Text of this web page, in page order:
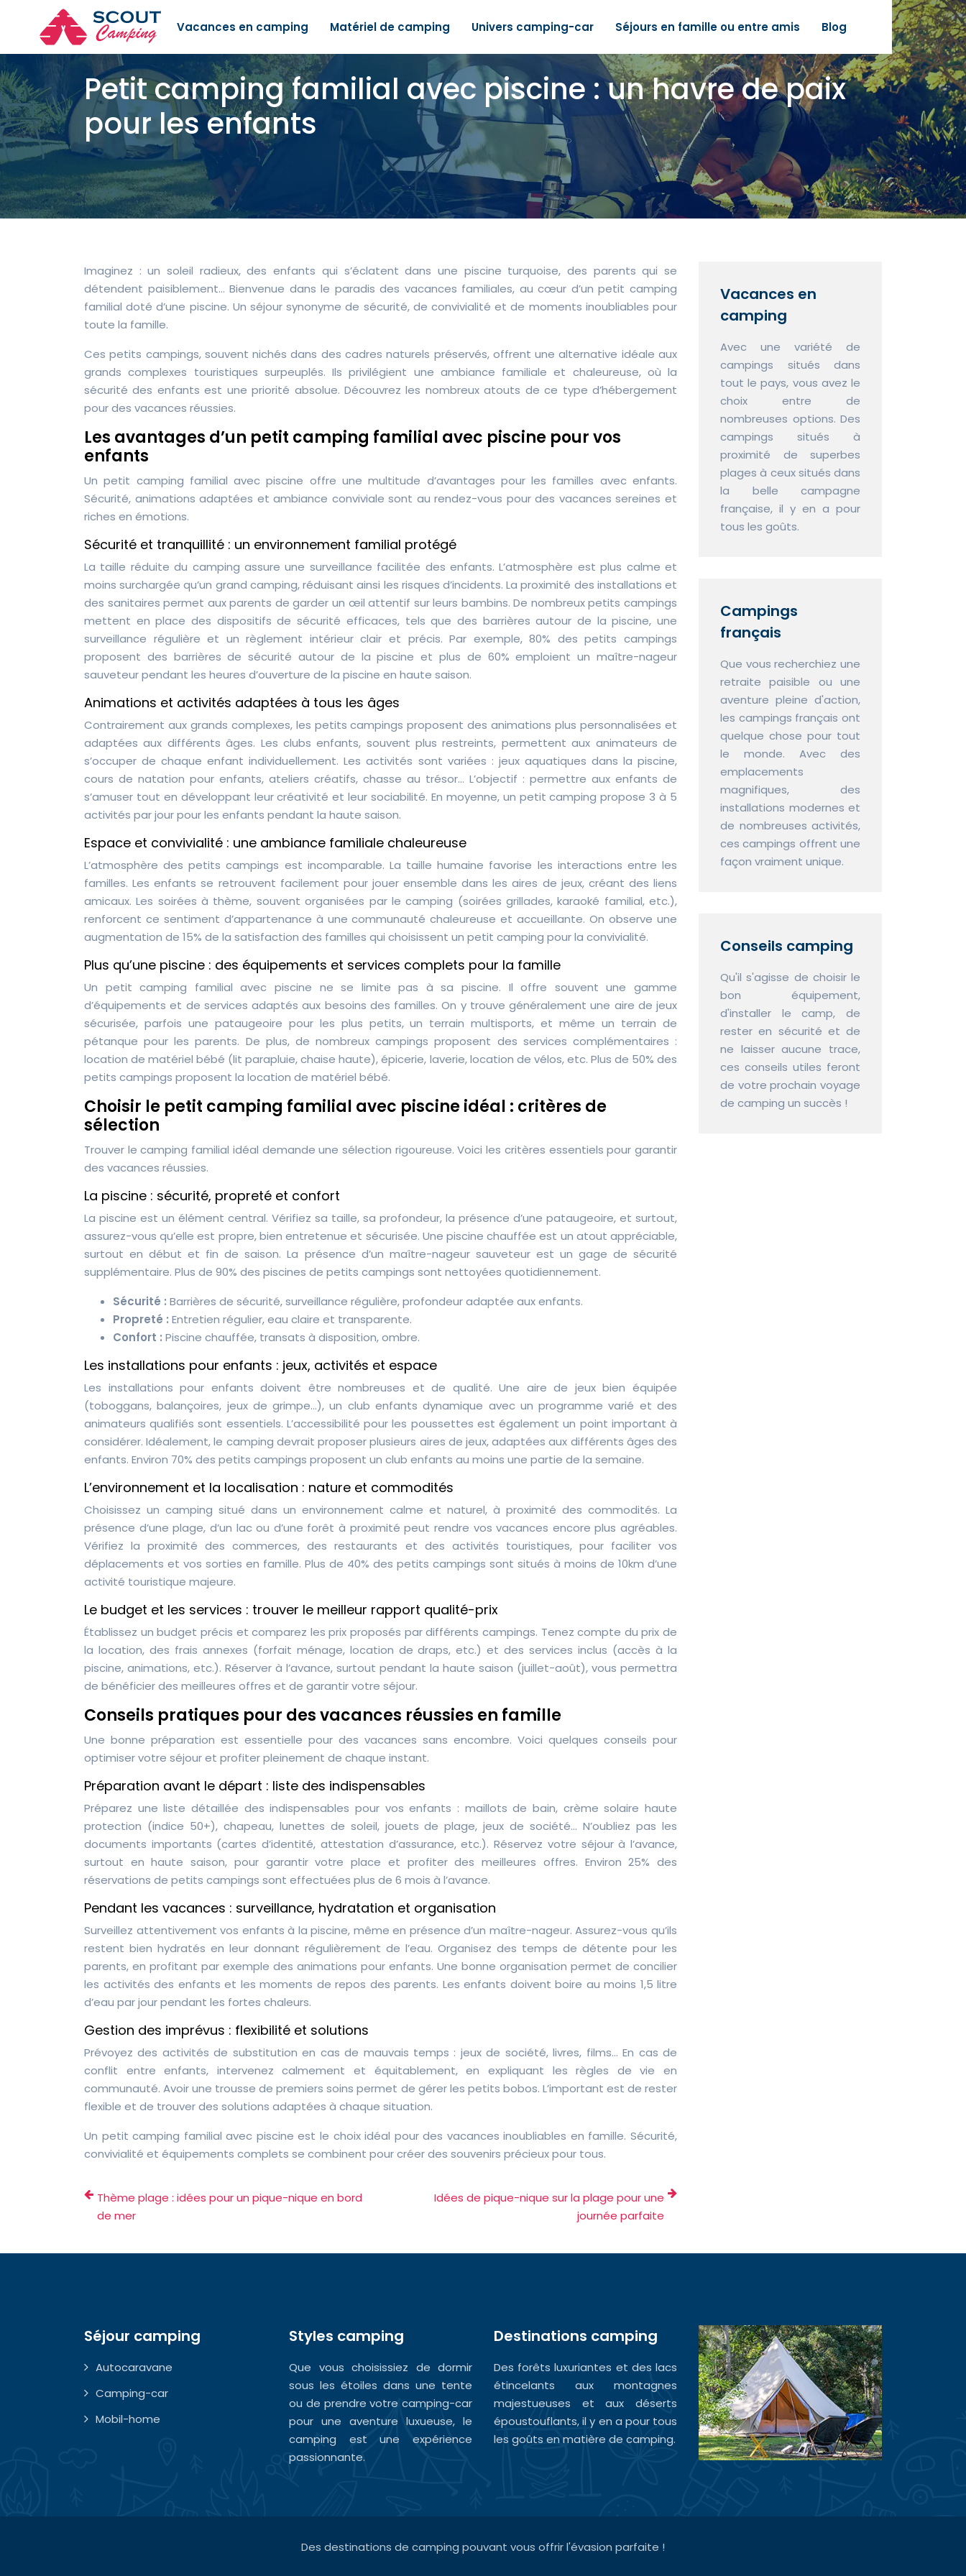
Vacances en camping Matériel de camping Univers camping-car Séjours en famille ou entre amis Blog
Petit camping familial avec piscine : un havre de paix
pour les enfants
Imaginez : un soleil radieux, des enfants qui s’éclatent dans une piscine turquoise, des parents qui se
détendent paisiblement… Bienvenue dans le paradis des vacances familiales, au cœur d’un petit camping
familial doté d’une piscine. Un séjour synonyme de sécurité, de convivialité et de moments inoubliables pour
toute la famille.
Ces petits campings, souvent nichés dans des cadres naturels préservés, offrent une alternative idéale aux
grands complexes touristiques surpeuplés. Ils privilégient une ambiance familiale et chaleureuse, où la
sécurité des enfants est une priorité absolue. Découvrez les nombreux atouts de ce type d’hébergement
pour des vacances réussies.
Les avantages d’un petit camping familial avec piscine pour vos
enfants
Un petit camping familial avec piscine offre une multitude d’avantages pour les familles avec enfants.
Sécurité, animations adaptées et ambiance conviviale sont au rendez-vous pour des vacances sereines et
riches en émotions.
Sécurité et tranquillité : un environnement familial protégé
La taille réduite du camping assure une surveillance facilitée des enfants. L’atmosphère est plus calme et
moins surchargée qu’un grand camping, réduisant ainsi les risques d’incidents. La proximité des installations et
des sanitaires permet aux parents de garder un œil attentif sur leurs bambins. De nombreux petits campings
mettent en place des dispositifs de sécurité efficaces, tels que des barrières autour de la piscine, une
surveillance régulière et un règlement intérieur clair et précis. Par exemple, 80% des petits campings
proposent des barrières de sécurité autour de la piscine et plus de 60% emploient un maître-nageur
sauveteur pendant les heures d’ouverture de la piscine en haute saison.
Animations et activités adaptées à tous les âges
Contrairement aux grands complexes, les petits campings proposent des animations plus personnalisées et
adaptées aux différents âges. Les clubs enfants, souvent plus restreints, permettent aux animateurs de
s’occuper de chaque enfant individuellement. Les activités sont variées : jeux aquatiques dans la piscine,
cours de natation pour enfants, ateliers créatifs, chasse au trésor… L’objectif : permettre aux enfants de
s’amuser tout en développant leur créativité et leur sociabilité. En moyenne, un petit camping propose 3 à 5
activités par jour pour les enfants pendant la haute saison.
Espace et convivialité : une ambiance familiale chaleureuse
L’atmosphère des petits campings est incomparable. La taille humaine favorise les interactions entre les
familles. Les enfants se retrouvent facilement pour jouer ensemble dans les aires de jeux, créant des liens
amicaux. Les soirées à thème, souvent organisées par le camping (soirées grillades, karaoké familial, etc.),
renforcent ce sentiment d’appartenance à une communauté chaleureuse et accueillante. On observe une
augmentation de 15% de la satisfaction des familles qui choisissent un petit camping pour la convivialité.
Plus qu’une piscine : des équipements et services complets pour la famille
Un petit camping familial avec piscine ne se limite pas à sa piscine. Il offre souvent une gamme
d’équipements et de services adaptés aux besoins des familles. On y trouve généralement une aire de jeux
sécurisée, parfois une pataugeoire pour les plus petits, un terrain multisports, et même un terrain de
pétanque pour les parents. De plus, de nombreux campings proposent des services complémentaires :
location de matériel bébé (lit parapluie, chaise haute), épicerie, laverie, location de vélos, etc. Plus de 50% des
petits campings proposent la location de matériel bébé.
Choisir le petit camping familial avec piscine idéal : critères de
sélection
Trouver le camping familial idéal demande une sélection rigoureuse. Voici les critères essentiels pour garantir
des vacances réussies.
La piscine : sécurité, propreté et confort
La piscine est un élément central. Vérifiez sa taille, sa profondeur, la présence d’une pataugeoire, et surtout,
assurez-vous qu’elle est propre, bien entretenue et sécurisée. Une piscine chauffée est un atout appréciable,
surtout en début et fin de saison. La présence d’un maître-nageur sauveteur est un gage de sécurité
supplémentaire. Plus de 90% des piscines de petits campings sont nettoyées quotidiennement.
Sécurité : Barrières de sécurité, surveillance régulière, profondeur adaptée aux enfants.
Propreté : Entretien régulier, eau claire et transparente.
Confort : Piscine chauffée, transats à disposition, ombre.
Les installations pour enfants : jeux, activités et espace
Les installations pour enfants doivent être nombreuses et de qualité. Une aire de jeux bien équipée
(toboggans, balançoires, jeux de grimpe…), un club enfants dynamique avec un programme varié et des
animateurs qualifiés sont essentiels. L’accessibilité pour les poussettes est également un point important à
considérer. Idéalement, le camping devrait proposer plusieurs aires de jeux, adaptées aux différents âges des
enfants. Environ 70% des petits campings proposent un club enfants au moins une partie de la semaine.
L’environnement et la localisation : nature et commodités
Choisissez un camping situé dans un environnement calme et naturel, à proximité des commodités. La
présence d’une plage, d’un lac ou d’une forêt à proximité peut rendre vos vacances encore plus agréables.
Vérifiez la proximité des commerces, des restaurants et des activités touristiques, pour faciliter vos
déplacements et vos sorties en famille. Plus de 40% des petits campings sont situés à moins de 10km d’une
activité touristique majeure.
Le budget et les services : trouver le meilleur rapport qualité-prix
Établissez un budget précis et comparez les prix proposés par différents campings. Tenez compte du prix de
la location, des frais annexes (forfait ménage, location de draps, etc.) et des services inclus (accès à la
piscine, animations, etc.). Réserver à l’avance, surtout pendant la haute saison (juillet-août), vous permettra
de bénéficier des meilleures offres et de garantir votre séjour.
Conseils pratiques pour des vacances réussies en famille
Une bonne préparation est essentielle pour des vacances sans encombre. Voici quelques conseils pour
optimiser votre séjour et profiter pleinement de chaque instant.
Préparation avant le départ : liste des indispensables
Préparez une liste détaillée des indispensables pour vos enfants : maillots de bain, crème solaire haute
protection (indice 50+), chapeau, lunettes de soleil, jouets de plage, jeux de société… N’oubliez pas les
documents importants (cartes d’identité, attestation d’assurance, etc.). Réservez votre séjour à l’avance,
surtout en haute saison, pour garantir votre place et profiter des meilleures offres. Environ 25% des
réservations de petits campings sont effectuées plus de 6 mois à l’avance.
Pendant les vacances : surveillance, hydratation et organisation
Surveillez attentivement vos enfants à la piscine, même en présence d’un maître-nageur. Assurez-vous qu’ils
restent bien hydratés en leur donnant régulièrement de l’eau. Organisez des temps de détente pour les
parents, en profitant par exemple des animations pour enfants. Une bonne organisation permet de concilier
les activités des enfants et les moments de repos des parents. Les enfants doivent boire au moins 1,5 litre
d’eau par jour pendant les fortes chaleurs.
Gestion des imprévus : flexibilité et solutions
Prévoyez des activités de substitution en cas de mauvais temps : jeux de société, livres, films… En cas de
conflit entre enfants, intervenez calmement et équitablement, en expliquant les règles de vie en
communauté. Avoir une trousse de premiers soins permet de gérer les petits bobos. L’important est de rester
flexible et de trouver des solutions adaptées à chaque situation.
Un petit camping familial avec piscine est le choix idéal pour des vacances inoubliables en famille. Sécurité,
convivialité et équipements complets se combinent pour créer des souvenirs précieux pour tous.
Thème plage : idées pour un pique-nique en bord
de mer
Idées de pique-nique sur la plage pour une
journée parfaite
Vacances en
camping
Avec une variété de
campings situés dans
tout le pays, vous avez le
choix entre de
nombreuses options. Des
campings situés à
proximité de superbes
plages à ceux situés dans
la belle campagne
française, il y en a pour
tous les goûts.
Campings
français
Que vous recherchiez une
retraite paisible ou une
aventure pleine d'action,
les campings français ont
quelque chose pour tout
le monde. Avec des
emplacements
magnifiques, des
installations modernes et
de nombreuses activités,
ces campings offrent une
façon vraiment unique.
Conseils camping
Qu'il s'agisse de choisir le
bon équipement,
d'installer le camp, de
rester en sécurité et de
ne laisser aucune trace,
ces conseils utiles feront
de votre prochain voyage
de camping un succès !
Séjour camping
Autocaravane
Camping-car
Mobil-home
Styles camping
Que vous choisissiez de dormir
sous les étoiles dans une tente
ou de prendre votre camping-car
pour une aventure luxueuse, le
camping est une expérience
passionnante.
Destinations camping
Des forêts luxuriantes et des lacs
étincelants aux montagnes
majestueuses et aux déserts
époustouflants, il y en a pour tous
les goûts en matière de camping.
Des destinations de camping pouvant vous offrir l'évasion parfaite !